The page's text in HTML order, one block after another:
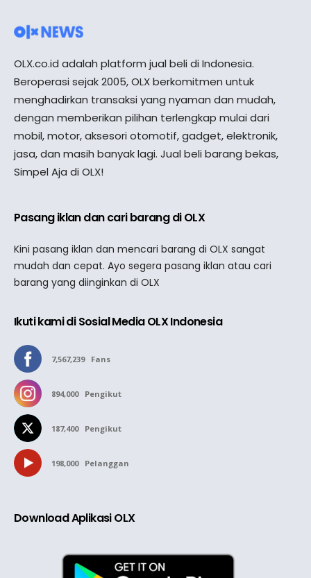
OLX.co.id adalah platform jual beli di Indonesia.
Beroperasi sejak 2005, OLX berkomitmen untuk
menghadirkan transaksi yang nyaman dan mudah,
dengan memberikan pilihan terlengkap mulai dari
mobil, motor, aksesori otomotif, gadget, elektronik,
jasa, dan masih banyak lagi. Jual beli barang bekas,
Simpel Aja di OLX!
Pasang iklan dan cari barang di OLX
Kini pasang iklan dan mencari barang di OLX sangat
mudah dan cepat. Ayo segera pasang iklan atau cari
barang yang diinginkan di OLX
Ikuti kami di Sosial Media OLX Indonesia
7,567,239 Fans
894,000 Pengikut
187,400 Pengikut
198,000 Pelanggan
Download Aplikasi OLX